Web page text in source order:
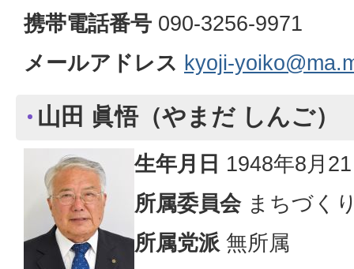
携帯電話番号 090-3256-9971
メールアドレス kyoji-
山田 眞悟（やまだ しんご）
生年月日 1948年8月
所属委員会まちづく
所属党派 無所属